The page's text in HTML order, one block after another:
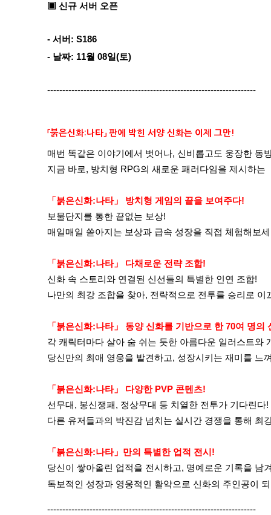
▣ 신규 서버 오픈
- 서버: S186
- 날짜: 11월 08일(토)
---------------------------------------------------------------------
「붉은신화:나타」 판에 박힌 서양 신화는 이제 그만!
매번 똑같은 이야기에서 벗어나, 신비롭고도 웅장한 동
지금 바로, 방치형 RPG의 새로운 패러다임을 제시하는
「붉은신화:나타」 방치형 게임의 끝을 보여주다!
보물단지를 통한 끝없는 보상!
매일매일 쏟아지는 보상과 급속 성장을 직접 체험해보
「붉은신화:나타」 다채로운 전략 조합!
신화 속 스토리와 연결된 신선들의 특별한 인연 조합!
나만의 최강 조합을 찾아, 전략적으로 전투를 승리로 이
「붉은신화:나타」 동양 신화를 기반으로 한 70여 명의
각 캐릭터마다 살아 숨 쉬는 듯한 아름다운 일러스트와
당신만의 최애 영웅을 발견하고, 성장시키는 재미를 느
「붉은신화:나타」 다양한 PVP 콘텐츠!
선무대, 봉신쟁패, 정상무대 등 치열한 전투가 기다린다!
다른 유저들과의 박진감 넘치는 실시간 경쟁을 통해 최
「붉은신화:나타」만의 특별한 업적 전시!
당신이 쌓아올린 업적을 전시하고, 명예로운 기록을 남
독보적인 성장과 영웅적인 활약으로 신화의 주인공이
---------------------------------------------------------------------